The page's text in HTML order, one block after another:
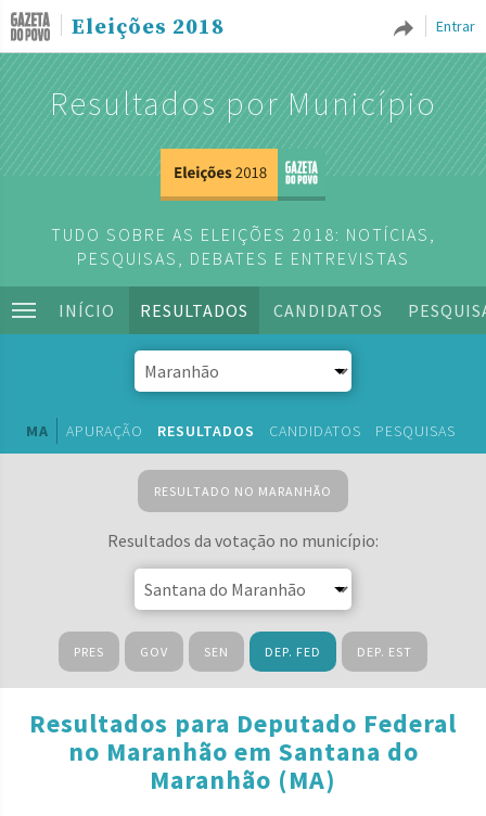
Entrar
Eleições 2018
Resultados por Município
TUDO SOBRE AS ELEIÇÕES 2018: NOTÍCIAS,
PESQUISAS, DEBATES E ENTREVISTAS
INÍCIO RESULTADOS CANDIDATOS
MA APURAÇÃO RESULTADOS CANDIDATOS PESQUISAS
RESULTADO NO MARANHÃO
Resultados da votação no município:
PRES GOV SEN DEP. FED DEP. EST
Resultados para Deputado Federal
no Maranhão em Santana do
Maranhão (MA)